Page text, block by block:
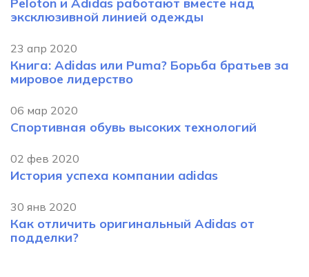
эксклюзивной линией одежды
23 апр 2020
Книга: Adidas или Puma? Борьба братьев за
мировое лидерство
06 мар 2020
Спортивная обувь высоких технологий
02 фев 2020
История успеха компании adidas
30 янв 2020
Как отличить оригинальный Adidas от
подделки?